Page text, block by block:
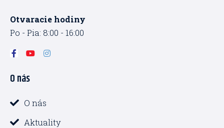
Otvaracie hodiny
Po - Pia: 8:00 - 16:00
F
a
e
b
o
k
f
Y
u
e
I
n
O nás
O nás
Aktuality